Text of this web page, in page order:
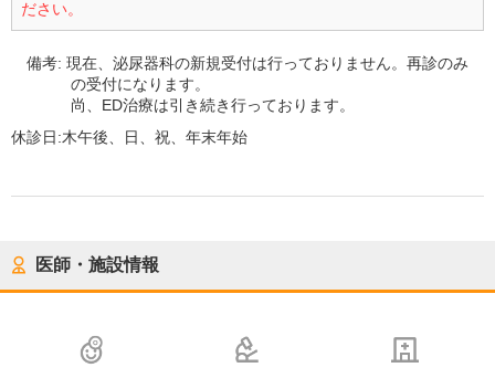
ださい。
備考:現在、泌尿器科の新規受付は行っておりません。再診のみ
の受付になります。
尚、ED治療は引き続き行っております。
休診日:木午後、日、祝、年末年始
医師・施設情報